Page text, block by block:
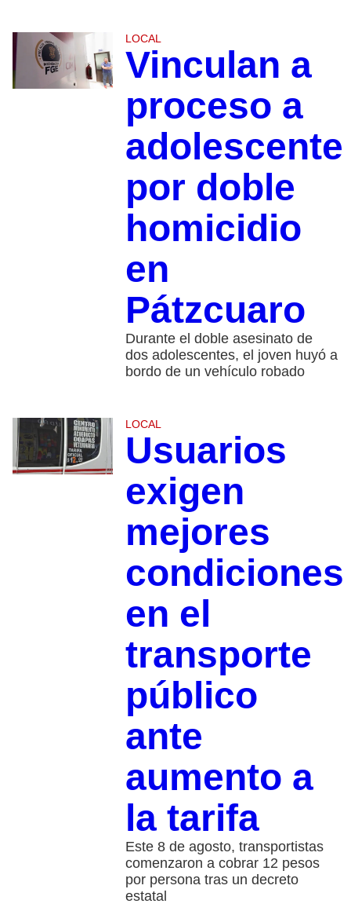
LOCAL
Vinculan a
proceso a
adolescente
por doble
homicidio
en
Pátzcuaro
Durante el doble asesinato de
dos adolescentes, el joven huyó a
bordo de un vehículo robado
LOCAL
Usuarios
exigen
mejores
condiciones
en el
transporte
público
ante
aumento a
la tarifa
Este 8 de agosto, transportistas
comenzaron a cobrar 12 pesos
por persona tras un decreto
estatal